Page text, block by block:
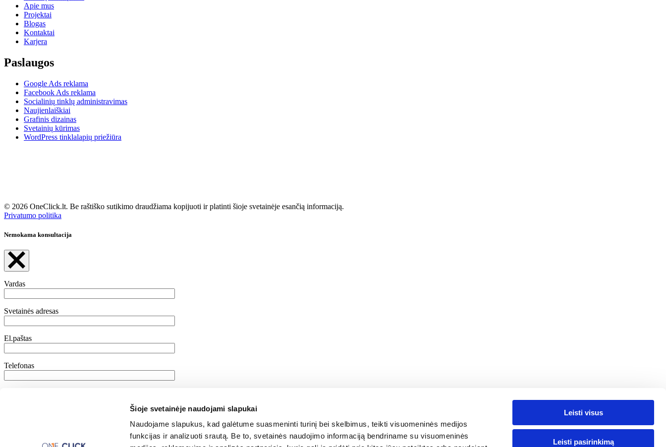
Šioje svetainėje naudojami slapukai
Naudojame slapukus, kad galėtume suasmeninti turinį bei skelbimus, teikti visuomeninės medijos
funkcijas ir analizuoti srautą. Be to, svetainės naudojimo informaciją bendriname su visuomeninės
Leisti visus
Leisti pasirinkimą
Apie mus
Projektai
Blogas
Kontaktai
Karjera
Paslaugos
Google Ads reklama
Facebook Ads reklama
Socialinių tinklų administravimas
Naujienlaiškiai
Grafinis dizainas
Svetainių kūrimas
WordPress tinklalapių priežiūra
© 2026 OneClick.lt. Be raštiško sutikimo draudžiama kopijuoti ir platinti šioje svetainėje esančią informaciją.
Privatumo politika
Nemokama konsultacija
Vardas
Svetainės adresas
El.paštas
Telefonas
Facebook Ads reklama